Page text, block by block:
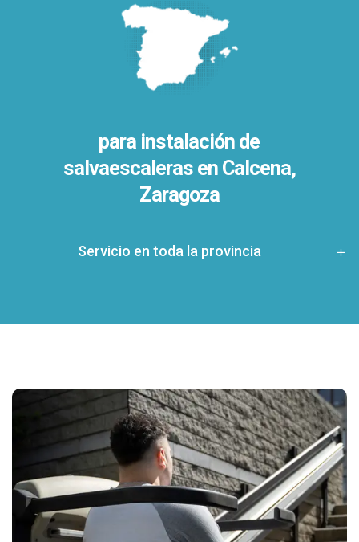
para instalación de
salvaescaleras en Calcena,
Zaragoza
Servicio en toda la provincia